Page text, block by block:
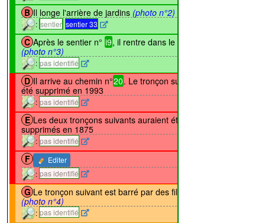
B Il longe l'arrière de jardins (photo n°2)
: sentier sentier 33
C Après le sentier n° i9, il rentre dans le bois
(photo n°3)
: pas identifié
D Il arrive au chemin n°20. Le tronçon suivant a
été supprimé en 1993
: pas identifié
E Les deux tronçons suivants auraient été
supprimés en 1875
: pas identifié
F
Editer
: pas identifié
G Le tronçon suivant est barré par des fils barbelés
(photo n°4)
: pas identifié